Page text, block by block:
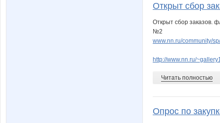
Открыт сбор
Открыт сбор заказов.
№2
www.nn.ru/community/
http://www.nn.ru/
Читать полностью
Опрос по